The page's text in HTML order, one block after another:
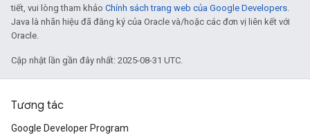
tiết, vui lòng tham khảo Chính sách trang web của Google Developers.
Java là nhãn hiệu đã đăng ký của Oracle và/hoặc các đơn vị liên kết với
Oracle.
Cập nhật lần gần đây nhất: 2025-08-31 UTC.
Tương tác
Google Developer Program